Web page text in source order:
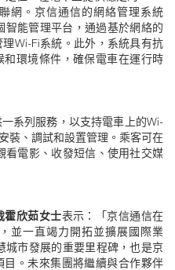
網。京信通信的網絡管理系統
智能管理平台，通過基於網絡的
Wi-Fi系統。此外，系統具有抗
環境條件，確保電車在運行時
系列服務，以支持電車上的Wi-
裝、調試和設置管理。乘客可在
看電影、收發短信、使用社交媒
霍欣茹女士表示：「京信通信在
並一直竭力開拓並擴展國際業
城市發展的重要里程碑，也是京
。未來集團將繼續與合作夥伴